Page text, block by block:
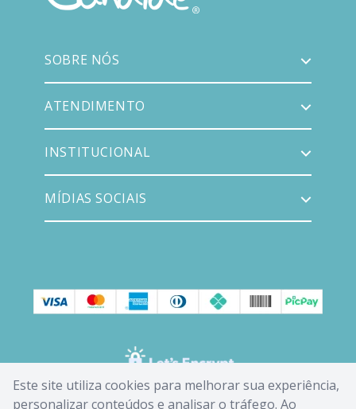
Este site utiliza cookies para melhorar sua experiência,
personalizar conteúdos e analisar o tráfego. Ao
SOBRE NÓS
ATENDIMENTO
INSTITUCIONAL
MÍDIAS SOCIAIS